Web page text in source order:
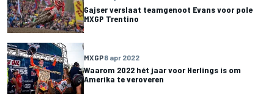
Gajser verslaat teamgenoot Evans voor pole
MXGP Trentino
MXGP8 apr 2022
Waarom 2022 hét jaar voor Herlings is om
Amerika te veroveren